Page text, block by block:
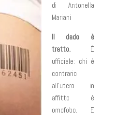
di Antonella
Mariani
Il dado è
tratto.È
ufficiale: chi è
contrario
all’utero in
affitto è
omofobo. E